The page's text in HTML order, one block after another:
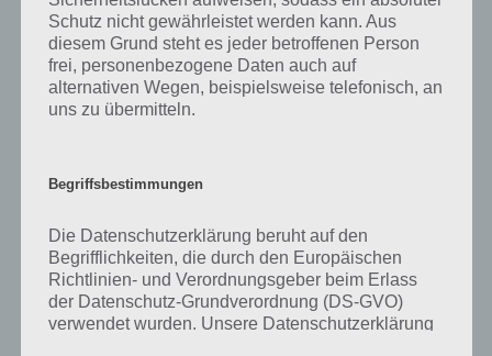
Auf WhatsApp teilen Teilen auf Facebook
Mehr Artikel hier auf Touchportal
Schutz nicht gewährleistet werden kann. Aus
diesem Grund steht es jeder betroffenen Person
frei, personenbezogene Daten auch auf
alternativen Wegen, beispielsweise telefonisch, an
uns zu übermitteln.
Begriffsbestimmungen
Die Datenschutzerklärung beruht auf den
Begrifflichkeiten, die durch den Europäischen
Richtlinien- und Verordnungsgeber beim Erlass
der Datenschutz-Grundverordnung (DS-GVO)
verwendet wurden. Unsere Datenschutzerklärung